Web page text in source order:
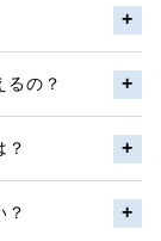
るの？
？
？